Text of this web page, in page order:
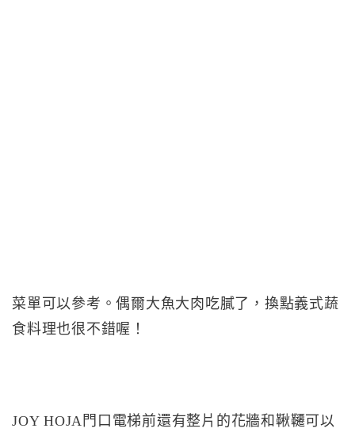
菜單可以參考。偶爾大魚大肉吃膩了，換點義式蔬
食料理也很不錯喔！
JOY HOJA門口電梯前還有整片的花牆和鞦韆可以